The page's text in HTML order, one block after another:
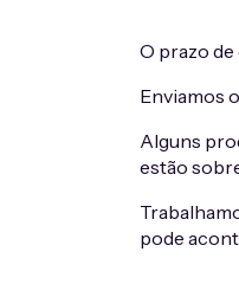
O prazo de
Enviamos
Alguns
estão
pode